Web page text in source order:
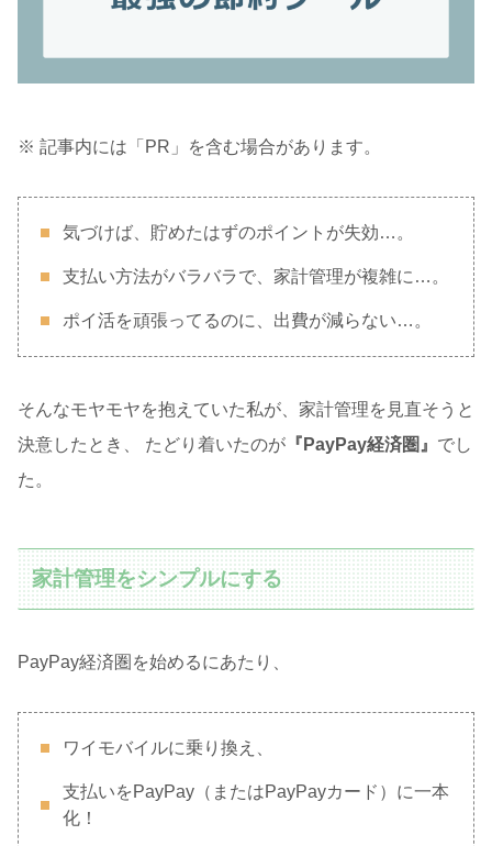
※ 記事内には「PR」を含む場合があります。
気づけば、貯めたはずのポイントが失効…。
支払い方法がバラバラで、家計管理が複雑に…。
ポイ活を頑張ってるのに、出費が減らない…。
そんなモヤモヤを抱えていた私が、家計管理を見直そうと
決意したとき、 たどり着いたのが 『PayPay経済圏』 でし
た。
家計管理をシンプルにする
PayPay経済圏を始めるにあたり、
ワイモバイルに乗り換え、
支払いをPayPay（またはPayPayカード）に一本
化！